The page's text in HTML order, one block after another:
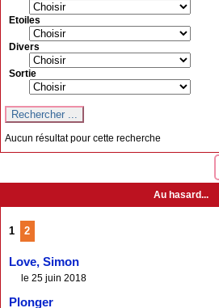
Etoiles
Divers
Sortie
Aucun résultat pour cette recherche
Au hasard...
1 2
Love, Simon
le 25 juin 2018
Plonger